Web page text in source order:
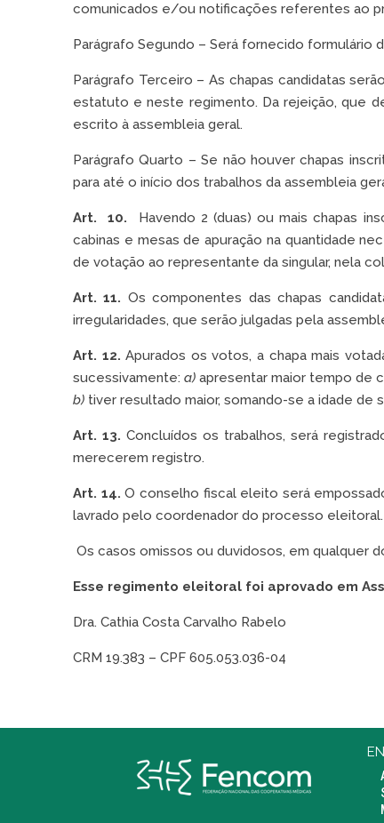
comunicados e/ou notificações referentes ao
Parágrafo Segundo – Será fornecido formulário
Parágrafo Terceiro – As chapas candidatas
estatuto e neste regimento. Da rejeição, que
escrito à assembleia geral.
Parágrafo Quarto – Se não houver chapas
para até o início dos trabalhos da assembleia
Art. 10. Havendo 2 (duas) ou mais chapas
cabinas e mesas de apuração na quantidade
de votação ao representante da singular, nela
Art. 11. Os componentes das chapas
irregularidades, que serão julgadas pela
Art. 12. Apurados os votos, a chapa mais
sucessivamente: a) apresentar maior tempo de
b) tiver resultado maior, somando-se a idade de
Art. 13. Concluídos os trabalhos, será
merecerem registro.
Art. 14. O conselho fiscal eleito será
lavrado pelo coordenador do processo eleitoral.
Os casos omissos ou duvidosos, em qualquer
Esse regimento eleitoral foi aprovado em
Dra. Cathia Costa Carvalho Rabelo
CRM 19.383 – CPF 605.053.036-04